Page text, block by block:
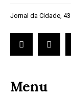
Jornal da Cidade,
Menu